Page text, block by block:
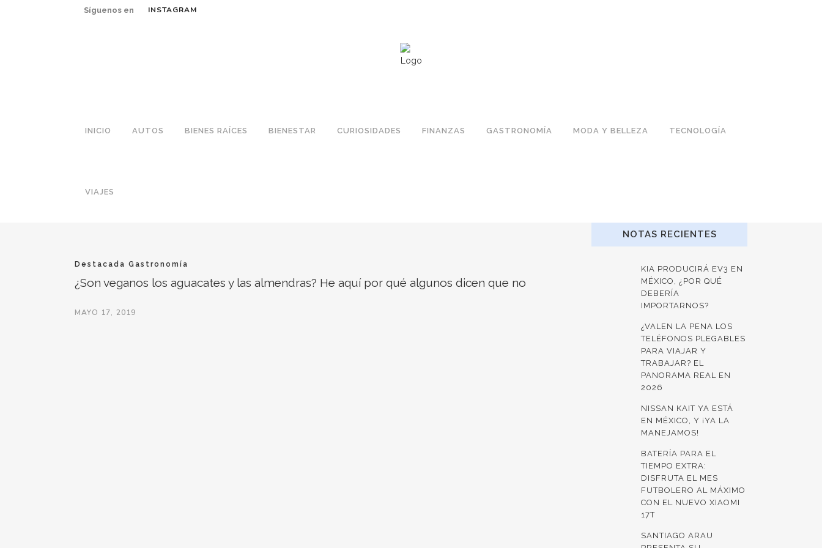
Síguenos en INSTAGRAM
INICIO AUTOS BIENES RAÍCES BIENESTAR CURIOSIDADES FINANZAS GASTRONOMÍA MODA Y BELLEZA TECNOLOGÍA
VIAJES
Destacada Gastronomía
¿Son veganos los aguacates y las almendras? He aquí por qué algunos dicen que no
MAYO 17, 2019
NOTAS RECIENTES
KIA PRODUCIRÁ EV3 EN
MÉXICO, ¿POR QUÉ
DEBERÍA
IMPORTARNOS?
¿VALEN LA PENA LOS
TELÉFONOS PLEGABLES
PARA VIAJAR Y
TRABAJAR? EL
PANORAMA REAL EN
2026
NISSAN KAIT YA ESTÁ
EN MÉXICO, Y ¡YA LA
MANEJAMOS!
BATERÍA PARA EL
TIEMPO EXTRA:
DISFRUTA EL MES
FUTBOLERO AL MÁXIMO
CON EL NUEVO XIAOMI
17T
SANTIAGO ARAU